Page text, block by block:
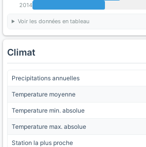
2014
Voir les données en tableau
Climat
Precipitations annuelles
Temperature moyenne
Temperature min. absolue
Temperature max. absolue
Station la plus proche